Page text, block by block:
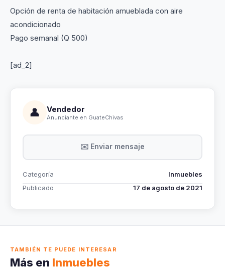
Opción de renta de habitación amueblada con aire
acondicionado
Pago semanal (Q 500)
[ad_2]
👤 Vendedor
Anunciante en GuateChivas
✉️ Enviar mensaje
Categoría
Inmuebles
Publicado
17 de agosto de 2021
TAMBIÉN TE PUEDE INTERESAR
Más en Inmuebles